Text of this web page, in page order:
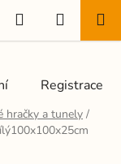
Registrace
Hledat
KOŠÍK
hračky a tunely /